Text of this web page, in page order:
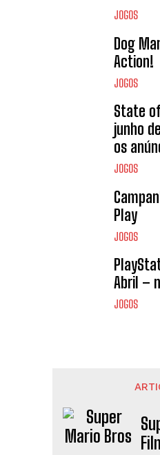
JOGOS
Dog
Action!
JOGOS
State
junho
os
JOGOS
Play
JOGOS
Abril –
JOGOS